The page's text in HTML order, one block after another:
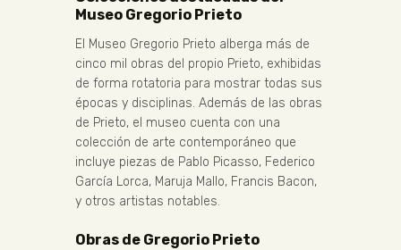
Museo Gregorio Prieto
El Museo Gregorio Prieto alberga más de
cinco mil obras del propio Prieto, exhibidas
de forma rotatoria para mostrar todas sus
épocas y disciplinas. Además de las obras
de Prieto, el museo cuenta con una
colección de arte contemporáneo que
incluye piezas de Pablo Picasso, Federico
García Lorca, Maruja Mallo, Francis Bacon,
y otros artistas notables.
Obras de Gregorio Prieto